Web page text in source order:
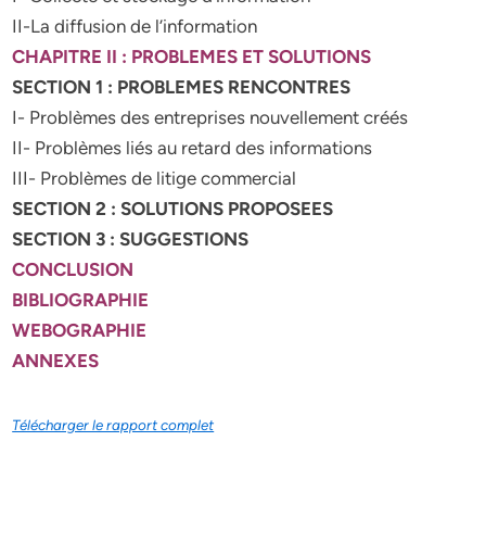
II-La diffusion de l’information
CHAPITRE II : PROBLEMES ET SOLUTIONS
SECTION 1 : PROBLEMES RENCONTRES
I- Problèmes des entreprises nouvellement créés
II- Problèmes liés au retard des informations
III- Problèmes de litige commercial
SECTION 2 : SOLUTIONS PROPOSEES
SECTION 3 : SUGGESTIONS
CONCLUSION
BIBLIOGRAPHIE
WEBOGRAPHIE
ANNEXES
Télécharger le rapport complet